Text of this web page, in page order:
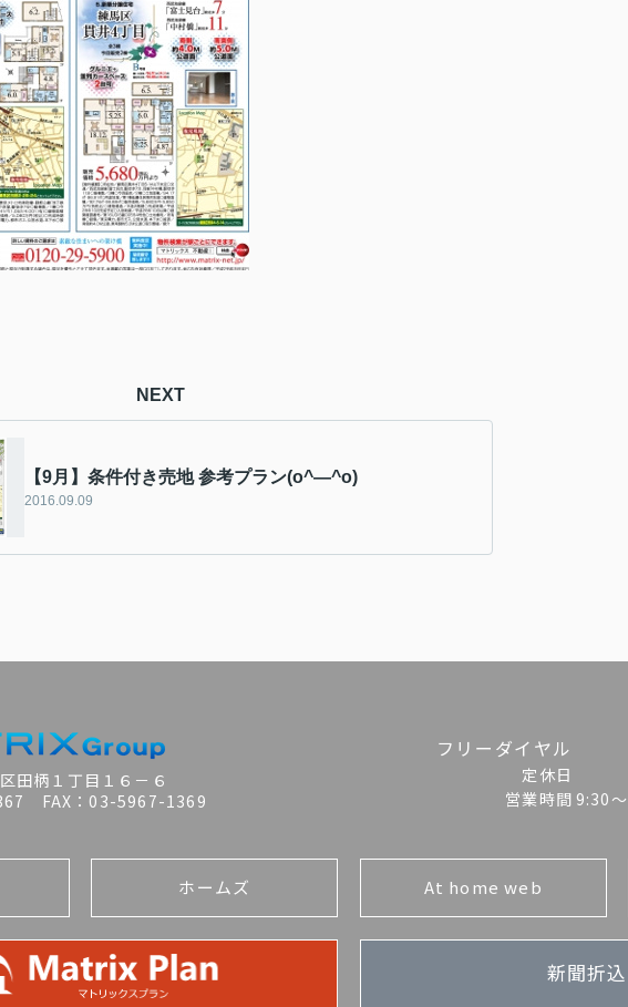
NEXT
【9月】条件付き売地 参考プラン(o^―^o)
2016.09.09
田柄１丁目１６－６
FAX：03-5967-1369
フリーダイヤル
定休日
営業時間 9:30
ホームズ At home web
新聞折